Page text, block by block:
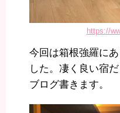
https://
今回は箱根強羅に
した。凄く良い宿
ブログ書きます。